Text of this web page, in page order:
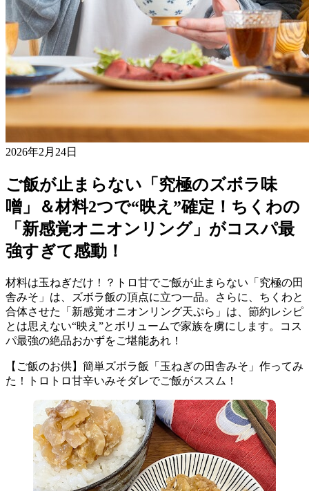
2026年2月24日
ご飯が止まらない「究極のズボラ味
噌」＆材料2つで“映え”確定！ちくわの
「新感覚オニオンリング」がコスパ最
強すぎて感動！
材料は玉ねぎだけ！？トロ甘でご飯が止まらない「究極の田
舎みそ」は、ズボラ飯の頂点に立つ一品。さらに、ちくわと
合体させた「新感覚オニオンリング天ぷら」は、節約レシピ
とは思えない“映え”とボリュームで家族を虜にします。コス
パ最強の絶品おかずをご堪能あれ！
【ご飯のお供】簡単ズボラ飯「玉ねぎの田舎みそ」作ってみ
た！トロトロ甘辛いみそダレでご飯がススム！